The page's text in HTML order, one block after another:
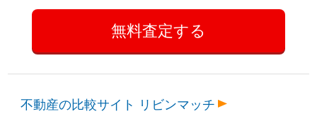
不動産の比較サイト リビンマッチ